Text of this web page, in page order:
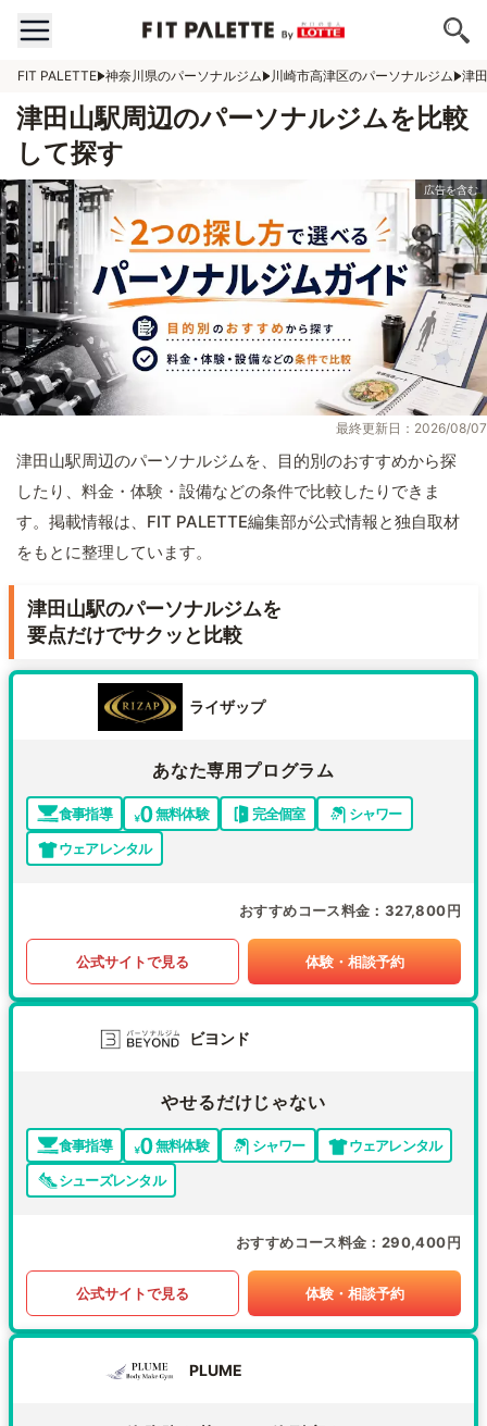
FIT PALETTE 神奈川県のパーソナルジム 川崎市高津区のパーソナルジム 津
津田山駅周辺のパーソナルジムを比較
して探す
最終更新日：2026/08/07
津田山駅周辺のパーソナルジムを、目的別のおすすめから探
したり、料金・体験・設備などの条件で比較したりできま
す。掲載情報は、FIT PALETTE編集部が公式情報と独自取材
をもとに整理しています。
津田山駅のパーソナルジムを
要点だけでサクッと比較
ライザップ
あなた専用プログラム
食事指導 無料体験 完全個室
シャワー
ウェアレンタル
おすすめコース料金 327,800円
公式サイトで見る 体験・相談予約
ビヨンド
やせるだけじゃない
食事指導 無料体験 シャワー
ウェアレンタル
シューズレンタル
おすすめコース料金 290,400円
公式サイトで見る 体験・相談予約
PLUME